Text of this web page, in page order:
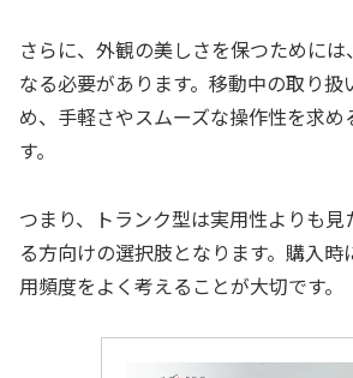
さらに、外観の美しさを保つために
なる必要があります。移動中の取り扱
め、手軽さやスムーズな操作性を求め
す。
つまり、トランク型は実用性よりも
る方向けの選択肢となります。購入
用頻度をよく考えることが大切です。